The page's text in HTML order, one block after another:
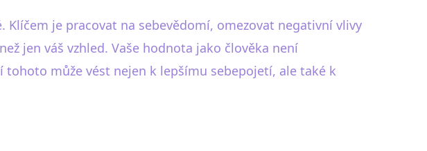
je pracovat na sebevědomí, omezovat negativní vlivy
jen váš vzhled. Vaše hodnota jako člověka není
může vést nejen k lepšímu sebepojetí, ale také k